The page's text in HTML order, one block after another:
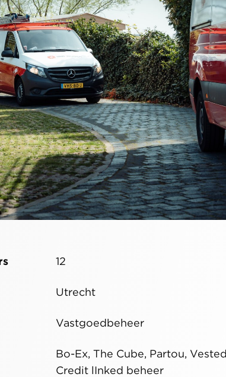
12
Utrecht
Vastgoedbeheer
Bo-Ex, The Cube, Partou,
Credit lInked beheer